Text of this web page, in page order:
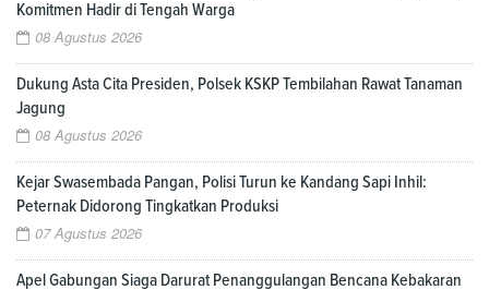
Komitmen Hadir di Tengah Warga
08 Agustus 2026
Dukung Asta Cita Presiden, Polsek KSKP Tembilahan Rawat Tanaman
Jagung
08 Agustus 2026
Kejar Swasembada Pangan, Polisi Turun ke Kandang Sapi Inhil:
Peternak Didorong Tingkatkan Produksi
07 Agustus 2026
Apel Gabungan Siaga Darurat Penanggulangan Bencana Kebakaran